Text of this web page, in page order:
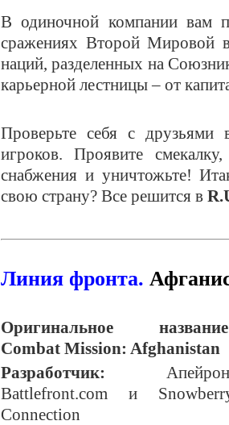
В одиночной компании вам
сражениях Второй Мировой
наций, разделенных на
карьерной лестницы – от
Проверьте себя с друзьями
игроков. Проявите
снабжения и уничтожьте!
свою страну? Все решится в
Линия фронта.
Оригинальное
Combat Mission: Afghanistan
Разработчик:
Battlefront.com и
Connection